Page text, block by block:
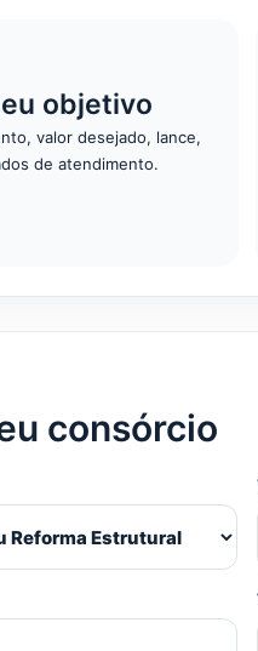
objetivo
valor desejado, lance,
de atendimento.
consórcio